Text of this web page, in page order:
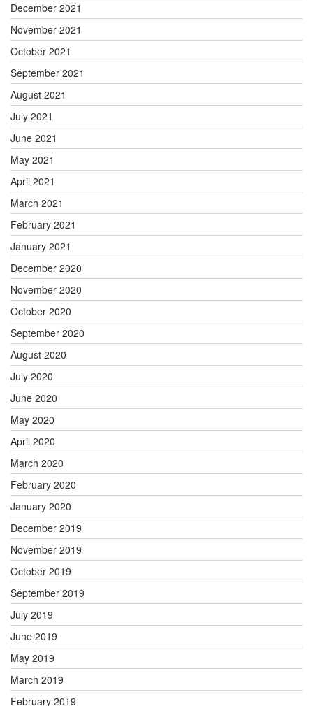
December 2021
November 2021
October 2021
September 2021
August 2021
July 2021
June 2021
May 2021
April 2021
March 2021
February 2021
January 2021
December 2020
November 2020
October 2020
September 2020
August 2020
July 2020
June 2020
May 2020
April 2020
March 2020
February 2020
January 2020
December 2019
November 2019
October 2019
September 2019
July 2019
June 2019
May 2019
March 2019
February 2019